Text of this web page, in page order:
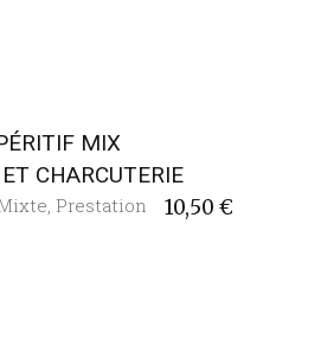
MIX
CHARCUTERIE
10,50 €
, Prestation